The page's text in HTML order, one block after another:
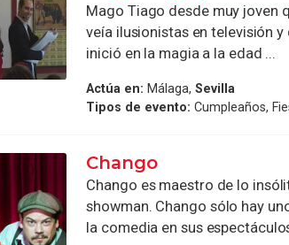
Mago Tiago desde muy joven
veía ilusionistas en televisión
inició en la magia a la edad ...
Actúa en: Málaga,Sevilla
Tipos de evento: Cumpleaños,
Chango
Chango es maestro de lo
showman. Chango sólo hay
la comedia en sus